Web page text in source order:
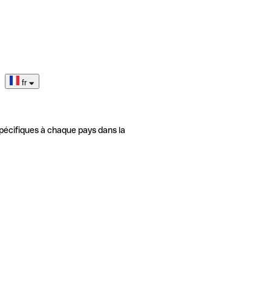
fr
à chaque pays dans la